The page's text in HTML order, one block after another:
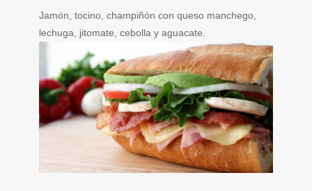
Jamón, tocino, champiñón con queso manchego,
lechuga, jitomate, cebolla y aguacate.